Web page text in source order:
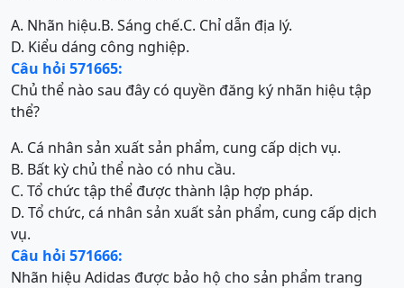
A. Nhãn hiệu.B. Sáng chế.C. Chỉ dẫn địa lý.
D. Kiểu dáng công nghiệp.
Câu hỏi 571665:
Chủ thể nào sau đây có quyền đăng ký nhãn hiệu tập
thể?
A. Cá nhân sản xuất sản phẩm, cung cấp dịch vụ.
B. Bất kỳ chủ thể nào có nhu cầu.
C. Tổ chức tập thể được thành lập hợp pháp.
D. Tổ chức, cá nhân sản xuất sản phẩm, cung cấp dịch
vụ.
Câu hỏi 571666:
Nhãn hiệu Adidas được bảo hộ cho sản phẩm trang